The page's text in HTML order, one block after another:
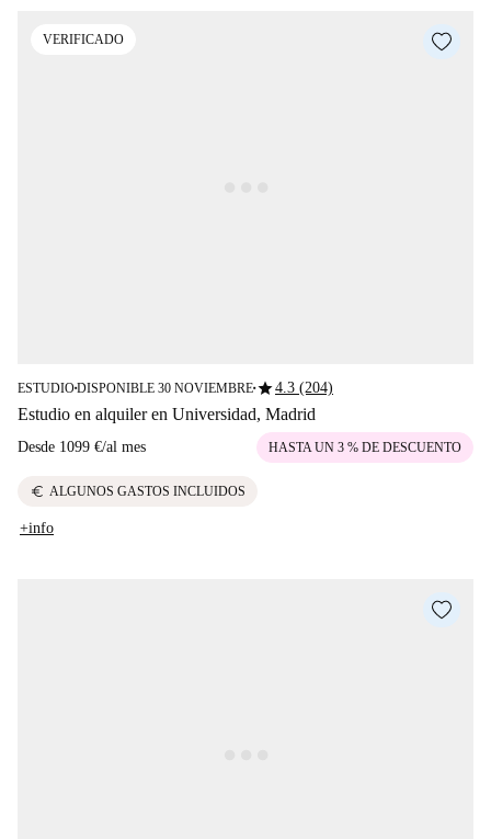
VERIFICADO
ESTUDIO■DISPONIBLE 30 NOVIEMBRE■star4.3 (204)
Estudio en alquiler en Universidad, Madrid
Desde 1099 €/al mes HASTA UN 3 % DE DESCUENTO
euro ALGUNOS GASTOS INCLUIDOS
+info